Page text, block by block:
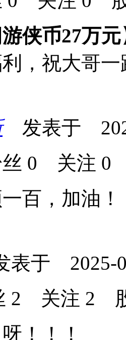
游侠币27万元
，祝大哥
发表于
0 关注 0
百，加油！
于 2025-
2 关注 2
！！！